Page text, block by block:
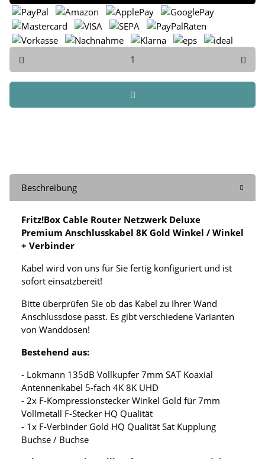
Beschreibung
Fritz!Box Cable Router Netzwerk Deluxe
Premium Anschlusskabel 8K Gold Winkel / Winkel
+ Verbinder
Kabel wird von uns für Sie fertig konfiguriert und ist
sofort einsatzbereit!
Bitte überprüfen Sie ob das Kabel zu Ihrer Wand
Anschlussdose passt. Es gibt verschiedene Varianten
von Wanddosen!
Bestehend aus:
- Lokmann 135dB Vollkupfer 7mm SAT Koaxial
Antennenkabel 5-fach 4K 8K UHD
- 2x F-Kompressionstecker Winkel Gold für 7mm
Vollmetall F-Stecker HQ Qualität
- 1x F-Verbinder Gold HQ Qualität Sat Kupplung
Buchse / Buchse